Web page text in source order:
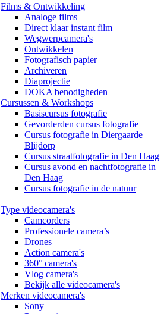
Films & Ontwikkeling
Analoge films
Direct klaar instant film
Wegwerpcamera's
Ontwikkelen
Fotografisch papier
Archiveren
Diaprojectie
DOKA benodigheden
Cursussen & Workshops
Basiscursus fotografie
Gevorderden cursus fotografie
Cursus fotografie in Diergaarde
Blijdorp
Cursus straatfotografie in Den Haag
Cursus avond en nachtfotografie in
Den Haag
Cursus fotografie in de natuur
Type videocamera's
Camcorders
Professionele camera’s
Drones
Action camera's
360° camera's
Vlog camera's
Bekijk alle videocamera's
Merken videocamera's
Sony